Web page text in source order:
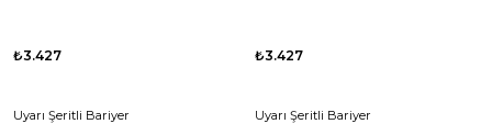
₺3.427 ₺3.427
Uyarı Şeritli Bariyer Uyarı Şeritli Bariyer